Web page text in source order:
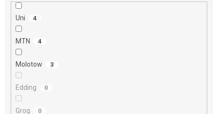
Uni 4
MTN 4
Molotow 3
Edding 0
Grog 0